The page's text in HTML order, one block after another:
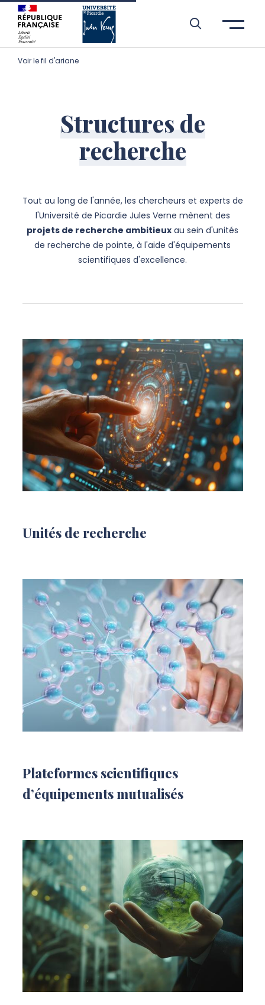
Aller à l’entête de page
Aller au menu principale
Aller au contenu principal
Aller à la recherche
Passer aux cookies
Aller au pied de page
Voir le fil d'ariane
Structures de
recherche
Tout au long de l'année, les chercheurs et experts de
l'Université de Picardie Jules Verne mènent des
projets de recherche ambitieux au sein d'unités
de recherche de pointe, à l'aide d'équipements
scientifiques d'excellence.
Unités de recherche
Plateformes scientifiques
d’équipements mutualisés